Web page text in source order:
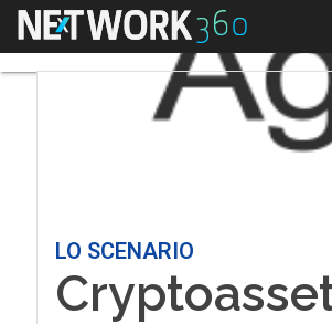
Menu
LO SCENARIO